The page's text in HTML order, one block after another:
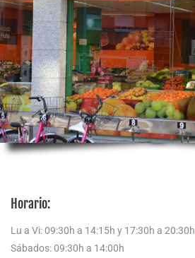
Horario:
Lu a Vi: 09:30h a 14:15h y 17:30h a 20:30h
Sábados: 09:30h a 14:00h